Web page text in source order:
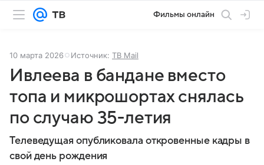
Фильмы онлайн
10 марта 2026 Источник: ТВ Mail
Ивлеева в бандане вместо
топа и микрошортах снялась
по случаю 35-летия
Телеведущая опубликовала откровенные кадры в
свой день рождения